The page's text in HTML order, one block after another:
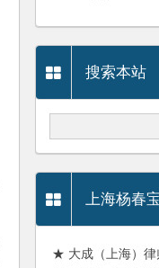
搜索本站
上海杨春
★ 大成（上海）律